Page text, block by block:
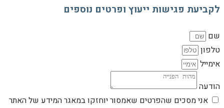
לקביעת פגישות ייעוץ ופרטים נוספים
שם
טלפון
אימייל
הודעה
אני מסכים שהפרטים שאמסור יוחזקו במאגר המידע של האתר